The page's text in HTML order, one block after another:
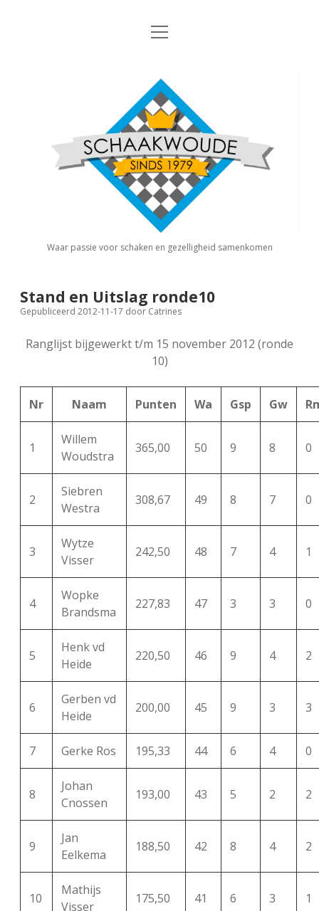
Nieuws
Algemene Informatie
Privacy Statement
Interne Competitie
dropdown
menu
Competitiereglement
Externe Competitie open
KNSB: Schaakwoude I
KNSB: Schaakwoude II
FSB: Schaakwoude I
FSB: Schaakwoude II
Jeugdschaken
Eregalerij
Agenda
Koppelingen
facebook
instagram
open
Schaakvereniging
Schaakwoude
Waar passie voor schaken en gezelligheid samenkomen
Stand en Uitslag ronde10
Gepubliceerd 2012-11-17 door Catrines
Ranglijst bijgewerkt t/m 15 november 2012 (ronde
10)
Nr Naam Punten Wa Gsp Gw
1
Willem
Woudstra
365,00 50 9 8 0
2
Siebren
Westra
308,67 49 8 7 0
3
Wytze
Visser
242,50 48 7 4 1
4
Wopke
Brandsma
227,83 47 3 3 0
5
Henk vd
Heide
220,50 46 9 4 2
6
Gerben vd
Heide
200,00 45 9 3 3
7 Gerke Ros 195,33 44 6 4 0
8
Johan
Cnossen
193,00 43 5 2 2
9
Jan
Eelkema
188,50 42 8 4 2
10
Mathijs
Visser
175,50 41 6 3 1